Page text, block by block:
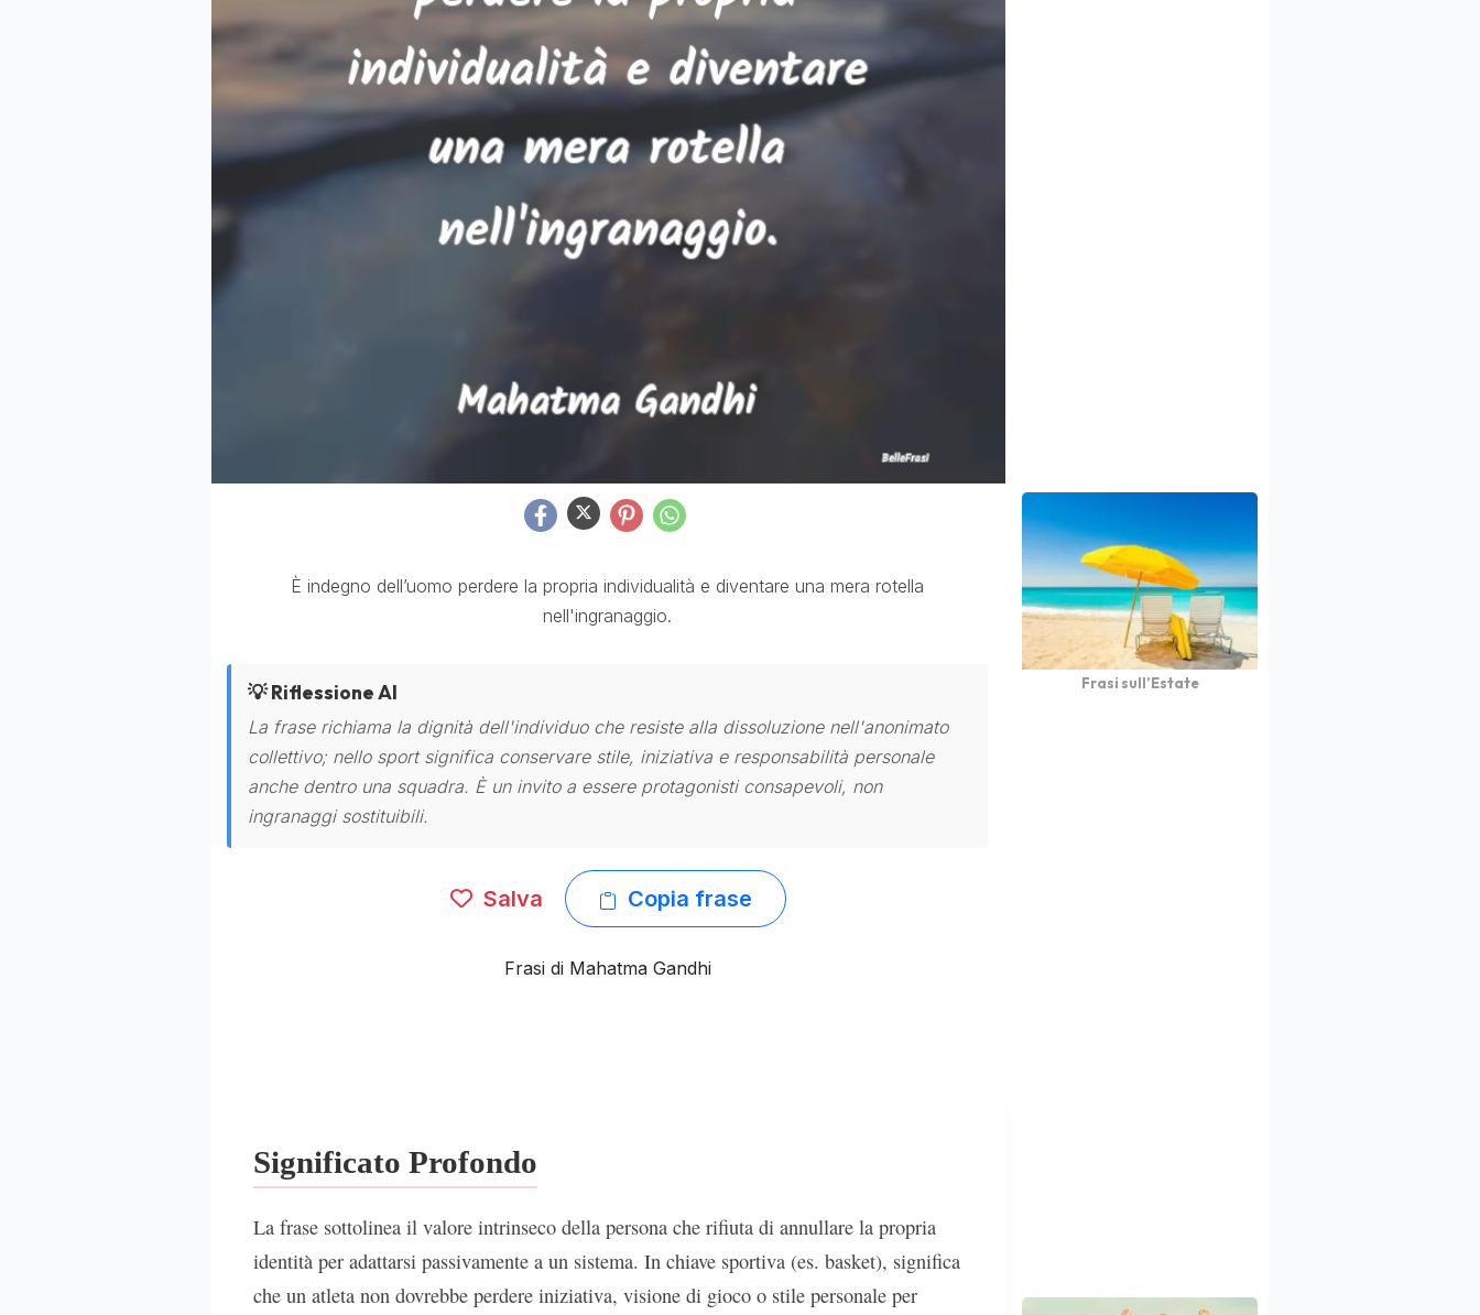
È indegno dell’uomo perdere la propria individualità e diventare una mera rotella
nell'ingranaggio.
💡 Riflessione AI
La frase richiama la dignità dell'individuo che resiste alla dissoluzione nell'anonimato
collettivo; nello sport significa conservare stile, iniziativa e responsabilità personale
anche dentro una squadra. È un invito a essere protagonisti consapevoli, non
ingranaggi sostituibili.
Salva Copia frase
Frasi di Mahatma Gandhi
Significato Profondo
La frase sottolinea il valore intrinseco della persona che rifiuta di annullare la propria
identità per adattarsi passivamente a un sistema. In chiave sportiva (es. basket), significa
che un atleta non dovrebbe perdere iniziativa, visione di gioco o stile personale per
Frasi sull’Estate